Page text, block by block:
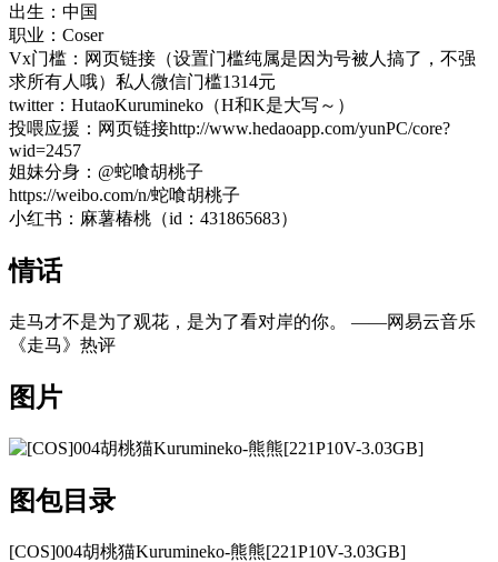
出生：中国
职业：Coser
Vx门槛：网页链接（设置门槛纯属是因为号被人搞了，不强
求所有人哦）私人微信门槛1314元
twitter：HutaoKurumineko（H和K是大写～）
投喂应援：网页链接http://www.hedaoapp.com/yunPC/core?
wid=2457
姐妹分身：@蛇喰胡桃子
https://weibo.com/n/蛇喰胡桃子
小红书：麻薯椿桃（id：431865683）
情话
走马才不是为了观花，是为了看对岸的你。 ——网易云音乐
《走马》热评
图片
图包目录
[COS]004胡桃猫Kurumineko-熊熊[221P10V-3.03GB]